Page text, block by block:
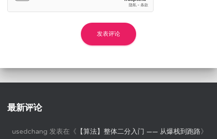
最新评论
usedchang 发表在《 【算法】整体二分入门 —— 从爆栈到跑路》